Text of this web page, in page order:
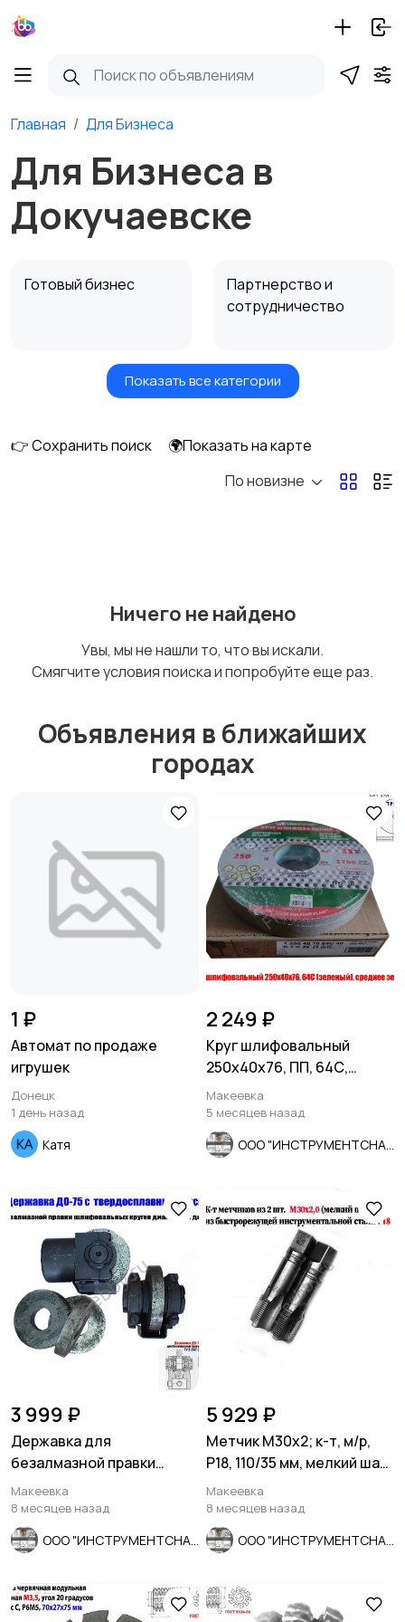
Главная Для Бизнеса
Для Бизнеса в
Докучаевске
Готовый бизнес
Партнерство и
сотрудничество
ОборудованиеПоказать все категории
👉 Сохранить поиск
🌍Показать на карте
По новизне
Ничего не найдено
Увы, мы не нашли то, что вы искали.
Смягчите условия поиска и попробуйте еще раз.
Объявления в ближайших
городах
1 ₽
Автомат по продаже
игрушек
Донецк
1 день назад
Катя
2 249 ₽
Круг шлифовальный
250х40х76, ПП, 64С,
зеленый, K7 V35, среднее
зерно.
Макеевка
5 месяцев назад
3 999 ₽
Державка для
безалмазной правки
шлифовальных кругов
ДО-75 с кругом.
Макеевка
8 месяцев назад
5 929 ₽
Метчик М30х2; к-т, м/р,
Р18, 110/35 мм, мелкий шаг,
шлиф, в/зав, СССР
Макеевка
8 месяцев назад